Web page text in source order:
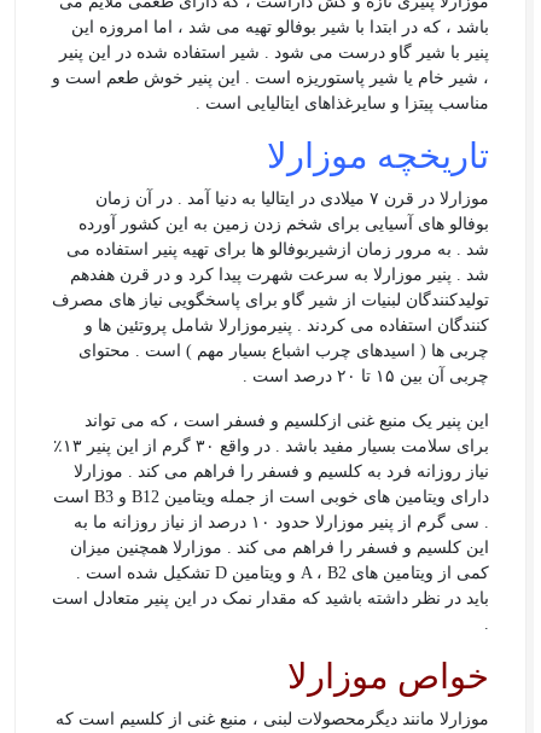
باشد ، که در ابتدا با شیر بوفالو تهیه می شد ، اما امروزه این
پنیر با شیر گاو درست می شود . شیر استفاده شده در این پنیر
، شیر خام یا شیر پاستوریزه است . این پنیر خوش طعم است و
مناسب پیتزا و سایرغذاهای ایتالیایی است .
تاریخچه موزارلا
موزارلا در قرن ۷ میلادی در ایتالیا به دنیا آمد . در آن زمان
بوفالو های آسیایی برای شخم زدن زمین به این کشور آورده
شد . به مرور زمان ازشیربوفالو ها برای تهیه پنیر استفاده می
شد . پنیر موزارلا به سرعت شهرت پیدا کرد و در قرن هفدهم
تولیدکنندگان لبنیات از شیر گاو برای پاسخگویی نیاز های مصرف
کنندگان استفاده می کردند . پنیرموزارلا شامل پروتئین ها و
چربی ها ( اسیدهای چرب اشباع بسیار مهم ) است . محتوای
چربی آن بین ۱۵ تا ۲۰ درصد است .
این پنیر یک منبع غنی ازکلسیم و فسفر است ، که می تواند
برای سلامت بسیار مفید باشد . در واقع ۳۰ گرم از این پنیر ۱۳٪
نیاز روزانه فرد به کلسیم و فسفر را فراهم می کند . موزارلا
دارای ویتامین های خوبی است از جمله ویتامین B12 و B3 است
. سی گرم از پنیر موزارلا حدود ۱۰ درصد از نیاز روزانه ما به
این کلسیم و فسفر را فراهم می کند . موزارلا همچنین میزان
کمی از ویتامین های A ، B2 و ویتامین D تشکیل شده است .
باید در نظر داشته باشيد که مقدار نمک در اين پنير متعادل است
خواص موزارلا
موزارلا مانند دیگرمحصولات لبنی ، منبع غنی از کلسیم است که